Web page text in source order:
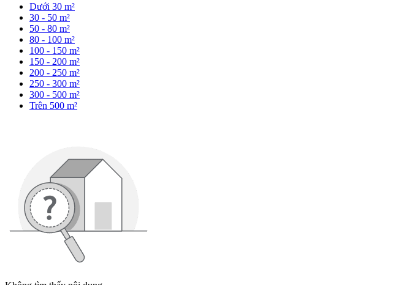
Dưới 30 m²
30 - 50 m²
50 - 80 m²
80 - 100 m²
100 - 150 m²
150 - 200 m²
200 - 250 m²
250 - 300 m²
300 - 500 m²
Trên 500 m²